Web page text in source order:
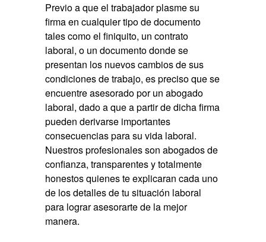
Previo a que el trabajador plasme su
firma en cualquier tipo de documento
tales como el finiquito, un contrato
laboral, o un documento donde se
presentan los nuevos cambios de sus
condiciones de trabajo, es preciso que se
encuentre asesorado por un abogado
laboral, dado a que a partir de dicha firma
pueden derivarse importantes
consecuencias para su vida laboral.
Nuestros profesionales son abogados de
confianza, transparentes y totalmente
honestos quienes te explicaran cada uno
de los detalles de tu situación laboral
para lograr asesorarte de la mejor
manera.